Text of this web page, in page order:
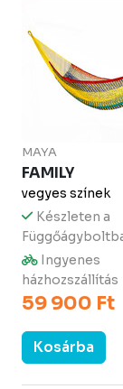
MAYA
FAMILY
vegyes színek
Készleten a
Ingyenes
házhozszállítás
59 900 Ft
Kosárba